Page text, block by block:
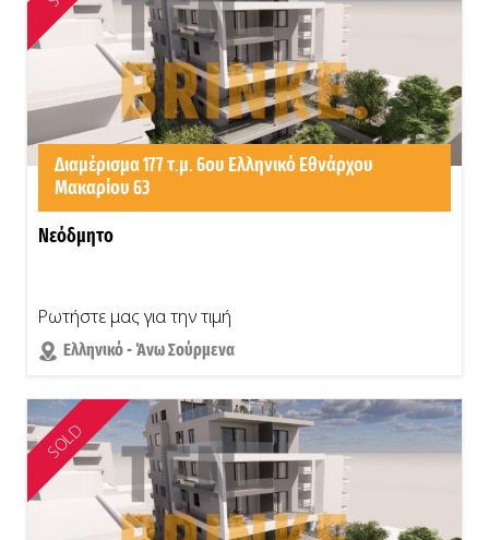
Διαμέρισμα 177 τ.μ. 6ου Ελληνικό Εθνάρχου
Μακαρίου 63
Νεόδμητο
Ρωτήστε μας για την τιμή
Ελληνικό - Άνω Σούρμενα
SOLD